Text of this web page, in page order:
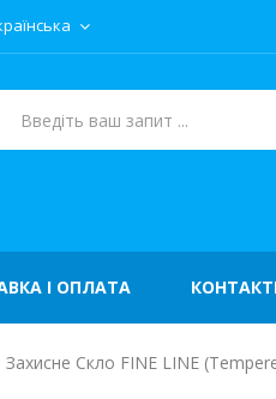
І ОПЛАТА
Захисне Скло FINE LINE